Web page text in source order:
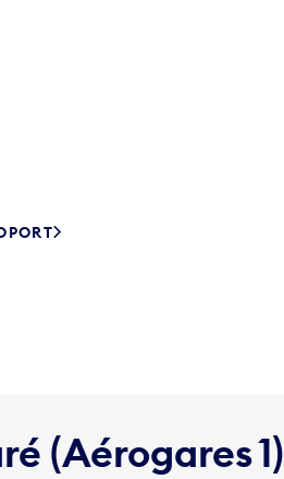
(Aérogares 1)